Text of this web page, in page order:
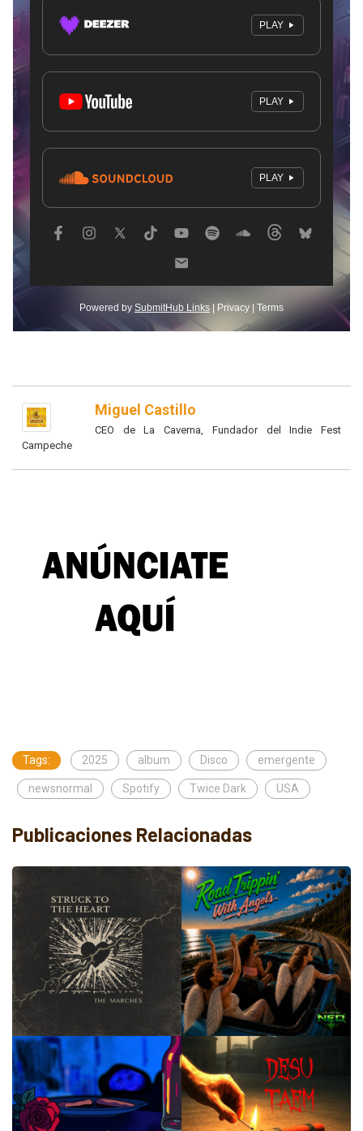
Miguel Castillo
CEO de La Caverna, Fundador del Indie Fest
Campeche
Tags: 2025 album Disco emergente
newsnormal Spotify Twice Dark USA
Publicaciones Relacionadas